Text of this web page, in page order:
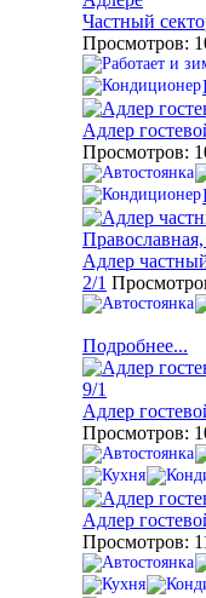
Частный
Просмотров:
Адлер
Просмотров:
Адлер
2/1
Подробнее...
Адлер
Просмотров:
Адлер
Просмотров: